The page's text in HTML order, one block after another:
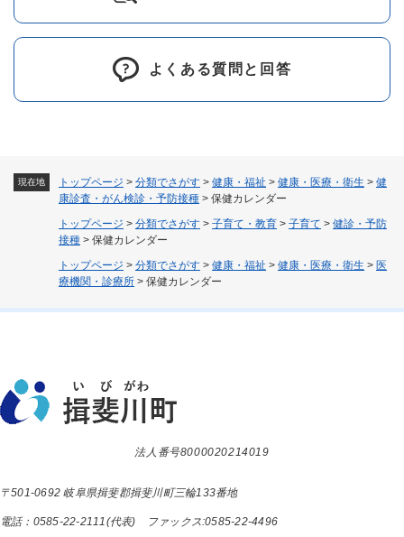
現在地 トップページ > 分類でさがす > 健康・福祉 > 健康・医療・衛生 > 健
康診査・がん検診・予防接種 > 保健カレンダー
トップページ > 分類でさがす > 子育て・教育 > 子育て > 健診・予防
接種 > 保健カレンダー
トップページ > 分類でさがす > 健康・福祉 > 健康・医療・衛生 > 医
療機関・診療所 > 保健カレンダー
よくある質問と回答
法人番号8000020214019
〒501-0692 岐阜県揖斐郡揖斐川町三輪133番地
電話：0585-22-2111(代表) ファックス:0585-22-4496